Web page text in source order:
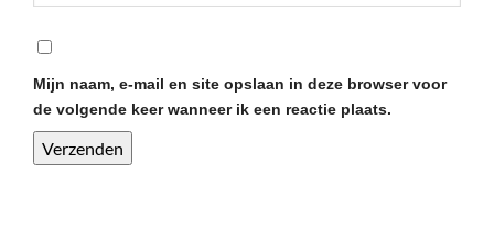
Mijn naam, e-mail en site opslaan in deze browser voor
de volgende keer wanneer ik een reactie plaats.